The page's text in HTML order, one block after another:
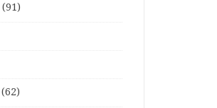
(91)
(62)